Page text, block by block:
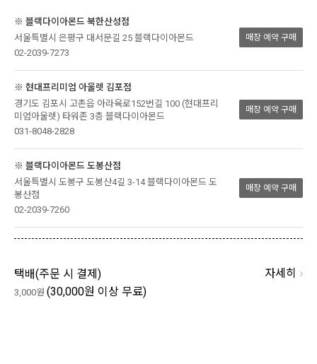
※ 블랙다이아몬드 북한산성점
서울특별시 은평구 대서문길 25 블랙다이아몬드
02-2039-7273
매장 예약 구매
※ 현대프리미엄 아울렛 김포점
경기도 김포시 고촌읍 아라육로152번길 100 (현대프리
미엄아울렛) 타워존 3층 블랙다이아몬드
031-8048-2828
매장 예약 구매
※ 블랙다이아몬드 도봉산점
서울특별시 도봉구 도봉산4길 3-14 블랙다이아몬드 도
봉산점
02-2039-7260
매장 예약 구매
택배(주문 시 결제 ) 자세히
3,000원 (30,000원 이상 무료)